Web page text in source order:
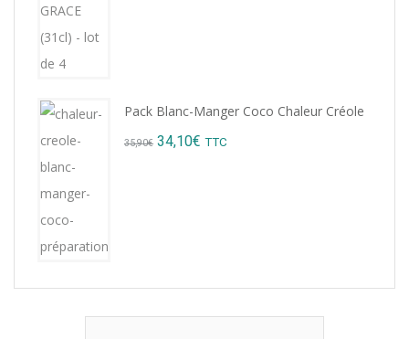
Pack Blanc-Manger Coco Chaleur Créole
35,90€ Original
34,10€ Current
TTC